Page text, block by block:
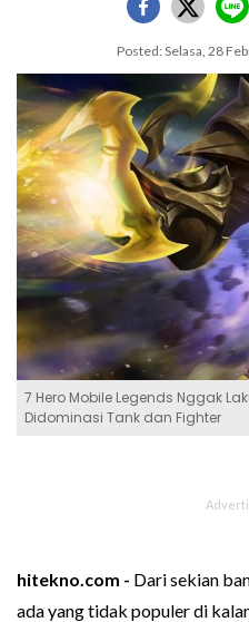
Posted: Selasa, 28
7 Hero Mobile Legends Nggak
Didominasi Tank dan Fighter
hitekno.com - Dari sekian
ada yang tidak populer di